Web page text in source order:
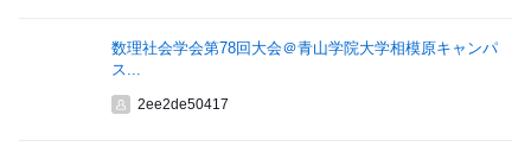
数理社会学会第78回大会＠青山学院大学相模原キャンパ
ス...
2ee2de50417